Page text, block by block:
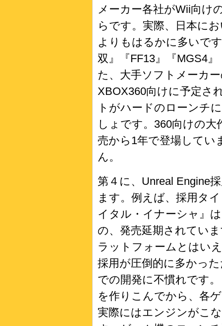
メーカー各社がWii向け
らです。実際、日本に
よりもはるかに多いで
双』『FF13』『MGS4
た、大手ソフトメーカ
XBOX360向けに予定さ
トがハードのローンチ
しょです。360向けの大
売から1年で登場してい
ん。
第４に、Unreal Engine
ます。例えば、採用タ
イタル・イナーシャ』
の、発売延期されてい
ラットフォームとはい
採用が圧倒的に多かっ
での開発に不慣れです
を作りこんでから、各
実際にはエンジンがこ